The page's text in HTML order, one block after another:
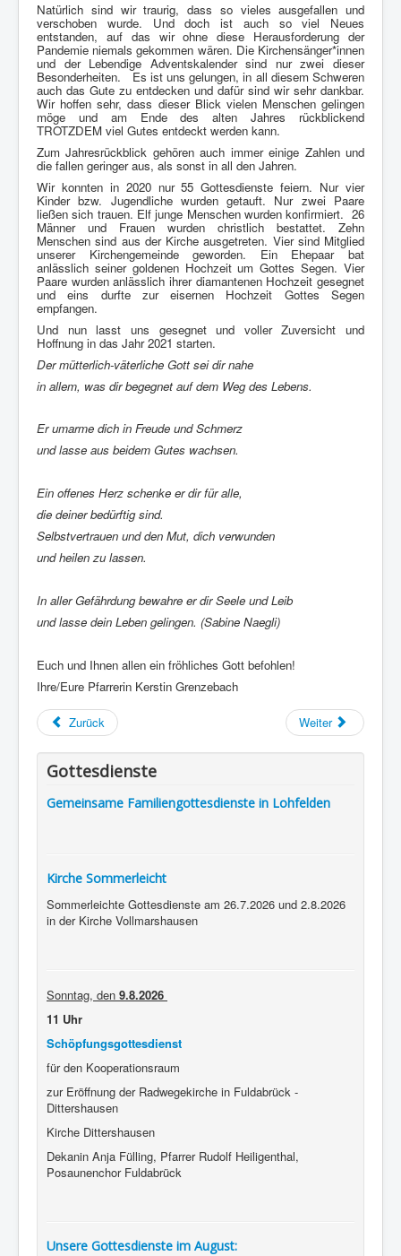
Natürlich sind wir traurig, dass so vieles ausgefallen und
verschoben wurde. Und doch ist auch so viel Neues
entstanden, auf das wir ohne diese Herausforderung der
Pandemie niemals gekommen wären. Die Kirchensänger*innen
und der Lebendige Adventskalender sind nur zwei dieser
Besonderheiten. Es ist uns gelungen, in all diesem Schweren
auch das Gute zu entdecken und dafür sind wir sehr dankbar.
Wir hoffen sehr, dass dieser Blick vielen Menschen gelingen
möge und am Ende des alten Jahres rückblickend
TROTZDEM viel Gutes entdeckt werden kann.
Zum Jahresrückblick gehören auch immer einige Zahlen und
die fallen geringer aus, als sonst in all den Jahren.
Wir konnten in 2020 nur 55 Gottesdienste feiern. Nur vier
Kinder bzw. Jugendliche wurden getauft. Nur zwei Paare
ließen sich trauen. Elf junge Menschen wurden konfirmiert. 26
Männer und Frauen wurden christlich bestattet. Zehn
Menschen sind aus der Kirche ausgetreten. Vier sind Mitglied
unserer Kirchengemeinde geworden. Ein Ehepaar bat
anlässlich seiner goldenen Hochzeit um Gottes Segen. Vier
Paare wurden anlässlich ihrer diamantenen Hochzeit gesegnet
und eins durfte zur eisernen Hochzeit Gottes Segen
empfangen.
Und nun lasst uns gesegnet und voller Zuversicht und
Hoffnung in das Jahr 2021 starten.
Der mütterlich-väterliche Gott sei dir nahe
in allem, was dir begegnet auf dem Weg des Lebens.
Er umarme dich in Freude und Schmerz
und lasse aus beidem Gutes wachsen.
Ein offenes Herz schenke er dir für alle,
die deiner bedürftig sind.
Selbstvertrauen und den Mut, dich verwunden
und heilen zu lassen.
In aller Gefährdung bewahre er dir Seele und Leib
und lasse dein Leben gelingen. (Sabine Naegli)
Euch und Ihnen allen ein fröhliches Gott befohlen!
Ihre/Eure Pfarrerin Kerstin Grenzebach
Zurück Weiter
Gottesdienste
Gemeinsame Familiengottesdienste in Lohfelden
Kirche Sommerleicht
Sommerleichte Gottesdienste am 26.7.2026 und 2.8.2026
in der Kirche Vollmarshausen
Sonntag, den 9.8.2026
11 Uhr
Schöpfungsgottesdienst
für den Kooperationsraum
zur Eröffnung der Radwegekirche in Fuldabrück -
Dittershausen
Kirche Dittershausen
Dekanin Anja Fülling, Pfarrer Rudolf Heiligenthal,
Posaunenchor Fuldabrück
Unsere Gottesdienste im August: